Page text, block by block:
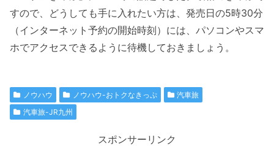
すので、どうしても手に入れたい方は、発売日の5時30分
（インターネット予約の開始時刻）には、パソコンやスマ
ホでアクセスできるように待機しておきましょう。
ノウハウ ノウハウ-おトクなきっぷ
汽車旅
汽車旅-JR九州
スポンサーリンク